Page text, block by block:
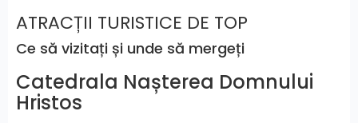
ATRACȚII TURISTICE DE TOP
Ce să vizitați și unde să mergeți
Catedrala Nașterea Domnului
Hristos